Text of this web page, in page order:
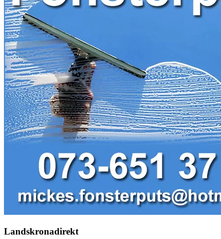
Landskronadirekt